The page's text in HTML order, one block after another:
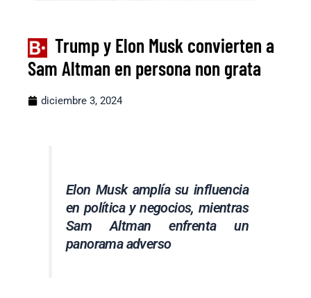
Trump y Elon Musk convierten a
Sam Altman en persona non grata
diciembre 3, 2024
Elon Musk amplía su influencia
en política y negocios, mientras
Sam Altman enfrenta un
panorama adverso